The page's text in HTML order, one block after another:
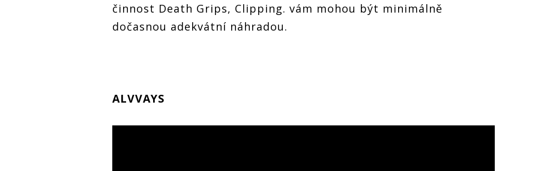
činnost Death Grips, Clipping. vám mohou být minimálně
dočasnou adekvátní náhradou.
ALVVAYS